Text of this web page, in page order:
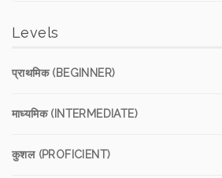
Levels
प्राथमिक (BEGINNER)
माध्यमिक (INTERMEDIATE)
कुशल (PROFICIENT)